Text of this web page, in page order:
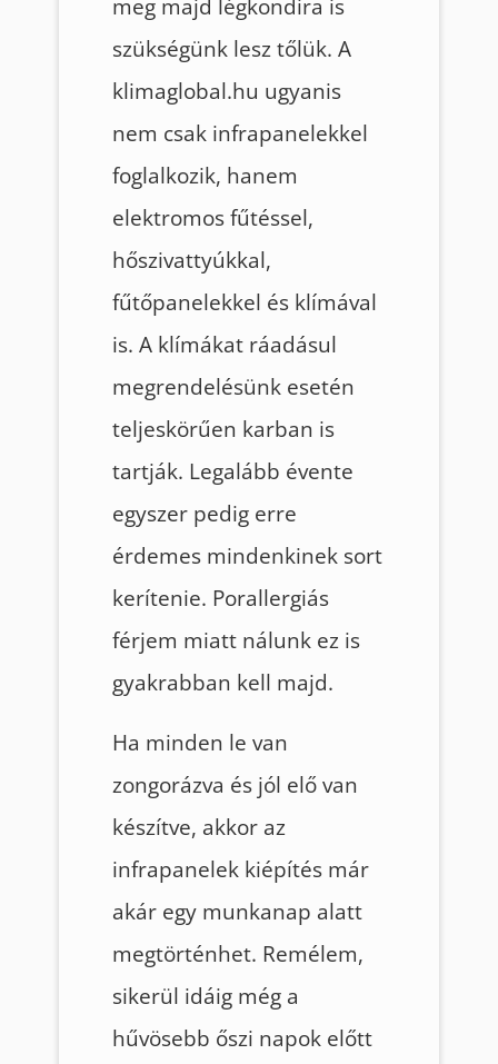
meg majd légkondira is
szükségünk lesz tőlük. A
klimaglobal.hu ugyanis
nem csak infrapanelekkel
foglalkozik, hanem
elektromos fűtéssel,
hőszivattyúkkal,
fűtőpanelekkel és klímával
is. A klímákat ráadásul
megrendelésünk esetén
teljeskörűen karban is
tartják. Legalább évente
egyszer pedig erre
érdemes mindenkinek sort
kerítenie. Porallergiás
férjem miatt nálunk ez is
gyakrabban kell majd.
Ha minden le van
zongorázva és jól elő van
készítve, akkor az
infrapanelek kiépítés már
akár egy munkanap alatt
megtörténhet. Remélem,
sikerül idáig még a
hűvösebb őszi napok előtt